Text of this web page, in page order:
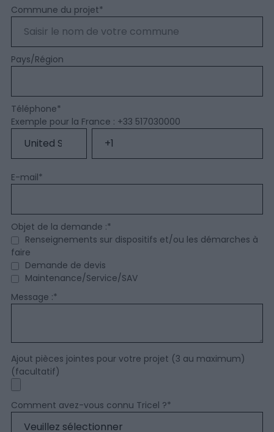
Commune du projet*
Pays/Région
Téléphone*
Exemple pour la France : +33 517030000
E-mail*
Objet de la demande :*
Renseignements sur dispositifs et/ou les démarches à
faire
Demande de devis
Maintenance/Service/SAV
Message :*
Ajout pièces jointes pour votre projet (3 au maximum)
(facultatif)
Comment avez-vous connu Tricel ?*